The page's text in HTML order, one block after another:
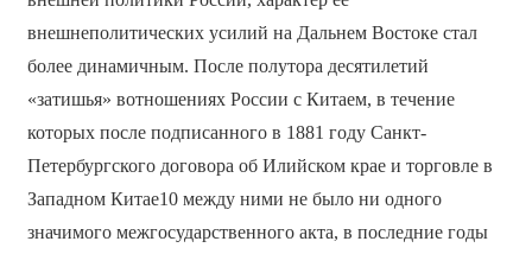
внешнеполитических усилий на Дальнем Востоке стал
более динамичным. После полутора десятилетий
«затишья» вотношениях России с Китаем, в течение
которых после подписанного в 1881 году Санкт-
Петербургского договора об Илийском крае и торговле в
Западном Китае10 между ними не было ни одного
значимого межгосударственного акта, в последние годы